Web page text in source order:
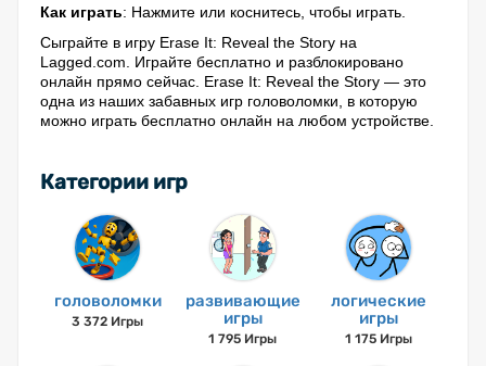
Как играть: Нажмите или коснитесь, чтобы играть.
Сыграйте в игру Erase It: Reveal the Story на
Lagged.com. Играйте бесплатно и разблокировано
онлайн прямо сейчас. Erase It: Reveal the Story — это
одна из наших забавных игр головоломки, в которую
можно играть бесплатно онлайн на любом устройстве.
Категории игр
головоломки
3 372 Игры
развивающие
игры
1 795 Игры
логические
игры
1 175 Игры